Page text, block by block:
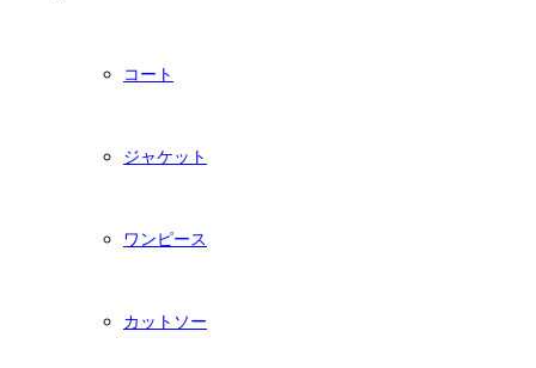
コート
ジャケット
ワンピース
カットソー